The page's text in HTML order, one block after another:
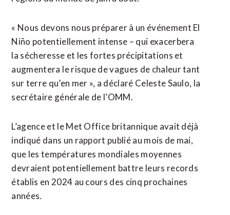
« Nous devons nous préparer à un événement El
Niño potentiellement intense – qui exacerbera
la sécheresse et les fortes précipitations et
augmentera ⁠le risque de vagues de chaleur tant
sur terre qu’en mer », a déclaré Celeste Saulo, la
secrétaire générale de ⁠l’OMM.
L’agence et le Met Office britannique avait déjà
indiqué dans un rapport publié au mois de mai,
que les températures mondiales moyennes
devraient potentiellement battre leurs records
établis en 2024 au cours des cinq prochaines
années.